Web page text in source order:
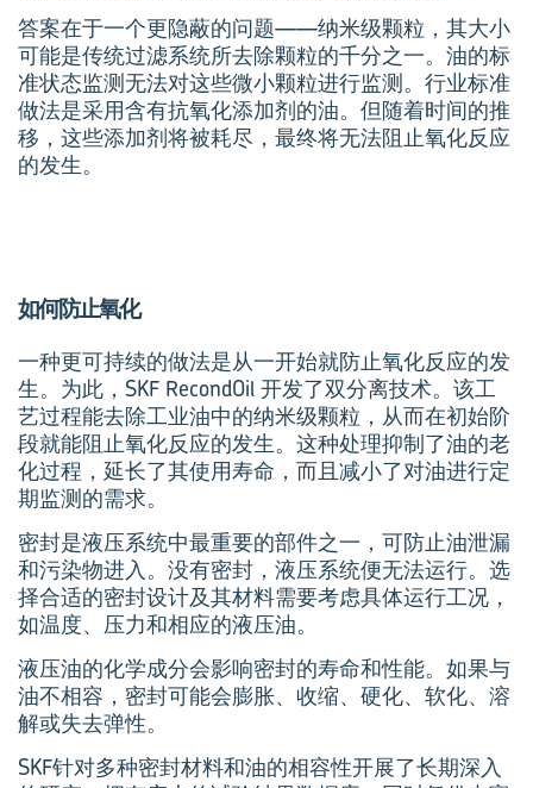
答案在于一个更隐蔽的问题——纳米级颗粒，其大小
可能是传统过滤系统所去除颗粒的千分之一。油的标
准状态监测无法对这些微小颗粒进行监测。行业标准
做法是采用含有抗氧化添加剂的油。但随着时间的推
移，这些添加剂将被耗尽，最终将无法阻止氧化反应
的发生。
如何防止氧化
一种更可持续的做法是从一开始就防止氧化反应的发
生。为此，SKF RecondOil 开发了双分离技术。该工
艺过程能去除工业油中的纳米级颗粒，从而在初始阶
段就能阻止氧化反应的发生。这种处理抑制了油的老
化过程，延长了其使用寿命，而且减小了对油进行定
期监测的需求。
密封是液压系统中最重要的部件之一，可防止油泄漏
和污染物进入。没有密封，液压系统便无法运行。选
择合适的密封设计及其材料需要考虑具体运行工况，
如温度、压力和相应的液压油。
液压油的化学成分会影响密封的寿命和性能。如果与
油不相容，密封可能会膨胀、收缩、硬化、软化、溶
解或失去弹性。
SKF针对多种密封材料和油的相容性开展了长期深入